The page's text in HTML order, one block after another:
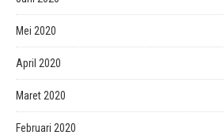
Mei 2020
April 2020
Maret 2020
Februari 2020